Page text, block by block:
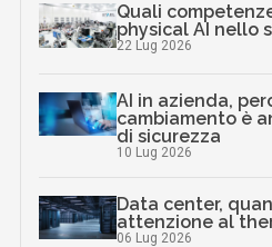
Quali
physical AI nello
22 Lug 2026
AI in azienda,
cambiamento è
di sicurezza
10 Lug 2026
Data center,
attenzione al
06 Lug 2026